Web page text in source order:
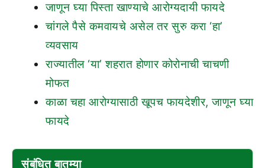
जाणून घ्या पिस्ता खाण्याचे आरोग्यदायी फायदे
चांगले पैसे कमवायचे असेल तर सुरु करा ‘हा’
व्यवसाय
राज्यातील ‘या’ शहरात होणार कोरोनाची चाचणी
मोफत
काळा चहा आरोग्यासाठी खूपच फायदेशीर, जाणून घ्या
फायदे
संबंधित बातम्या